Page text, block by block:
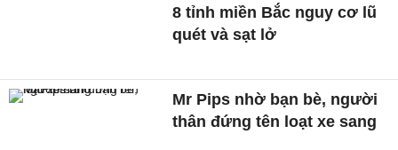
8 tỉnh miền Bắc nguy cơ lũ
quét và sạt lở
Mr Pips nhờ bạn bè, người
thân đứng tên loạt xe sang